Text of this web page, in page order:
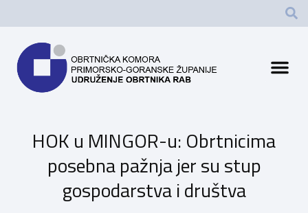
HOK u MINGOR-u: Obrtnicima
posebna pažnja jer su stup
gospodarstva i društva